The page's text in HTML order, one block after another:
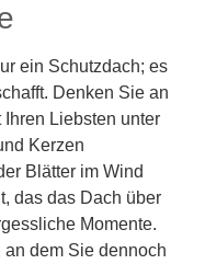
ein Schutzdach; es
Denken Sie an
Liebsten unter
Kerzen
Blätter im Wind
das das Dach über
Momente.
dem Sie dennoch